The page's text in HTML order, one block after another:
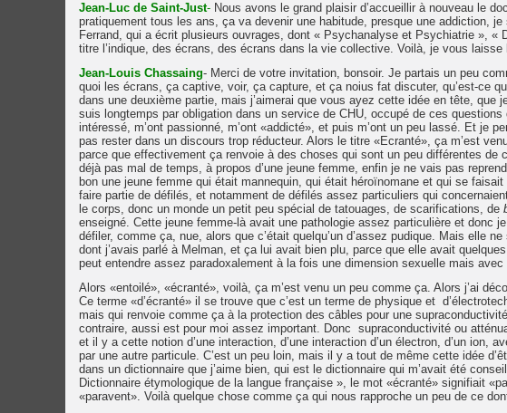
Jean-Luc de Saint-Just- Nous avons le grand plaisir d’accueillir à nouveau le
pratiquement tous les ans, ça va devenir une habitude, presque une addiction,
Ferrand, qui a écrit plusieurs ouvrages, dont « Psychanalyse et Psychiatrie »,
titre l’indique, des écrans, des écrans dans la vie collective. Voilà, je vous laisse
Jean-Louis Chassaing- Merci de votre invitation, bonsoir. Je partais un peu
quoi les écrans, ça captive, voir, ça capture, et ça noius fat discuter, qu’est-ce
dans une deuxième partie, mais j’aimerai que vous ayez cette idée en tête, que
suis longtemps par obligation dans un service de CHU, occupé de ces
intéressé, m’ont passionné, m’ont «addicté», et puis m’ont un peu lassé. Et je
pas rester dans un discours trop réducteur. Alors le titre «Ecranté», ça m’est
parce que effectivement ça renvoie à des choses qui sont un peu différentes de
déjà pas mal de temps, à propos d’une jeune femme, enfin je ne vais pas
bon une jeune femme qui était mannequin, qui était héroïnomane et qui se
faire partie de défilés, et notamment de défilés assez particuliers qui
le corps, donc un monde un petit peu spécial de tatouages, de scarifications, de
enseigné. Cette jeune femme-là avait une pathologie assez particulière et donc
défiler, comme ça, nue, alors que c’était quelqu’un d’assez pudique. Mais elle
dont j’avais parlé à Melman, et ça lui avait bien plu, parce que elle avait
peut entendre assez paradoxalement à la fois une dimension sexuelle mais
Alors «entoilé», «écranté», voilà, ça m’est venu un peu comme ça. Alors j’ai
Ce terme «d’écranté» il se trouve que c’est un terme de physique et
mais qui renvoie comme ça à la protection des câbles pour une
contraire, aussi est pour moi assez important. Donc supraconductivité ou
et il y a cette notion d’une interaction, d’une interaction d’un électron, d’un ion,
par une autre particule. C’est un peu loin, mais il y a tout de même cette idée
dans un dictionnaire que j’aime bien, qui est le dictionnaire qui m’avait été
Dictionnaire étymologique de la langue française », le mot «écranté» signifiait
«paravent». Voilà quelque chose comme ça qui nous rapproche un peu de ce